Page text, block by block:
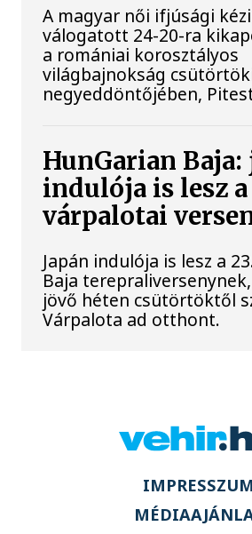
A magyar női ifjúsági
válogatott 24-20-ra
a romániai korosztályos
világbajnokság
negyeddöntőjében,
HunGarian Baja:
indulója is lesz a
várpalotai
Japán indulója is lesz a
Baja
jövő héten csütörtöktől
Várpalota ad otthont.
IMPRESSZUM